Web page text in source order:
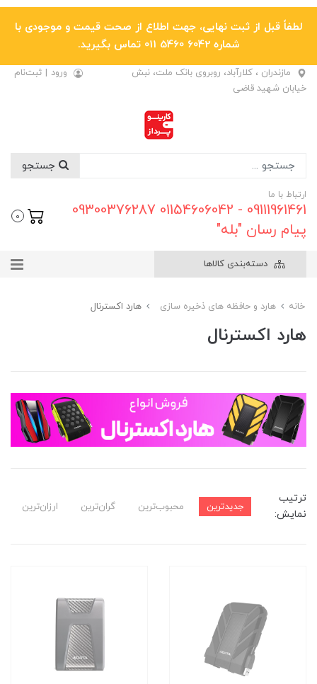
لطفاً قبل از ثبت نهایی، جهت اطلاع از صحت قیمت و موجودی با
شماره 6042 5460 011 تماس بگیرید.
مازندران ، کلارآباد، روبروی بانک ملت، نبش
خیابان شهید قاضی
ورود | ثبت‌نام
ارتباط با ما
09111961461 - 01154606042 09300376287
پیام رسان "بله"
0
دسته‌بندی کالاها
خانه هارد و حافظه های ذخیره سازی هارد اکسترنال
هارد اکسترنال
ترتیب
نمایش:
جدیدترین محبوب‌ترین گران‌ترین ارزان‌ترین